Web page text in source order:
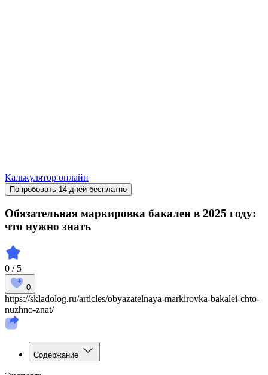
Калькулятор онлайн
Попробовать 14 дней бесплатно
Обязательная маркировка бакалеи в 2025 году:
что нужно знать
0 / 5
0
https://skladolog.ru/articles/obyazatelnaya-markirovka-bakalei-chto-
nuzhno-znat/
Содержание